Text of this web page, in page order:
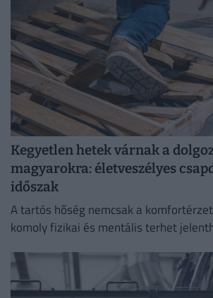
Kegyetlen hetek várnak a
magyarokra: életveszélyes
időszak
A tartós hőség nemcsak a
komoly fizikai és mentális terhet